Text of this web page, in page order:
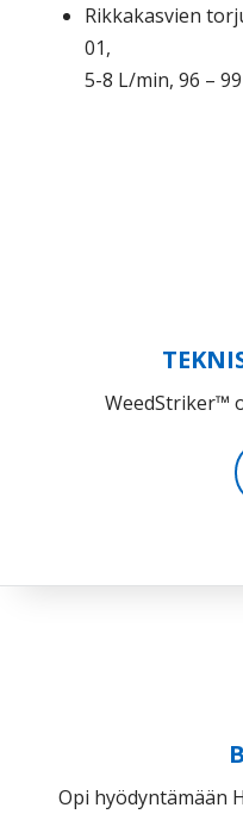
Rikkakasvien
01,
5-8 L/min, 96 – 99
WeedStriker™
Opi hyödyntämään